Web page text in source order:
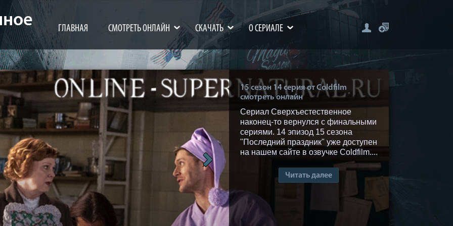
ГЛАВНАЯ СМОТРЕТЬ ОНЛАЙН СКАЧАТЬ О СЕРИАЛЕ
15 сезон 14 серия от Coldfilm
смотреть онлайн
Сериал Сверхъестественное
наконец-то вернулся с финальными
сериями. 14 эпизод 15 сезона
"Последний праздник" уже доступен
на нашем сайте в озвучке Coldfilm....
Читать далее